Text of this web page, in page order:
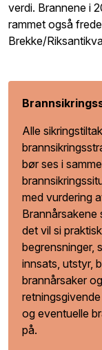
verdi. Brannene i
rammet også
Brekke/
Alle
bør ses i
med vurdering
Brannårsakene
det vil si
begrensninger,
innsats, utstyr,
brannårsaker
og eventuelle
på.